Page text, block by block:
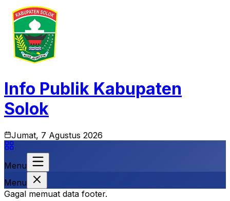
Info Publik Kabupaten
Solok
Jumat, 7 Agustus 2026
Menu
Menu
Gagal memuat data footer.